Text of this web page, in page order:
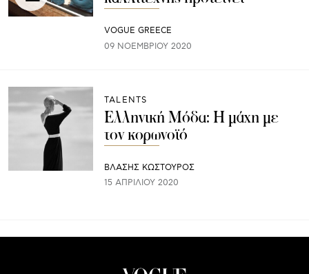
VOGUE GREECE
09 ΝΟΕΜΒΡΊΟΥ 2020
TALENTS
Ελληνική Μόδα: Η μάχη με
τον κορωνοϊό
ΒΛΑΣΗΣ ΚΩΣΤΟΥΡΟΣ
15 ΑΠΡΙΛΊΟΥ 2020